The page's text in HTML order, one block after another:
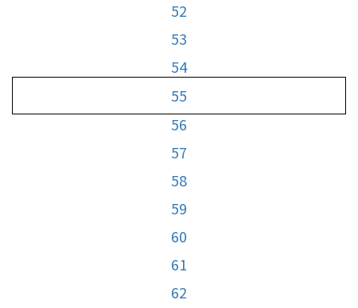
52
53
54
55
56
57
58
59
60
61
62